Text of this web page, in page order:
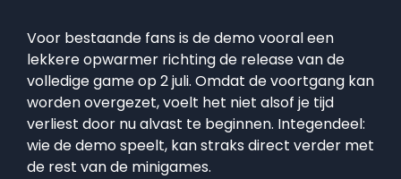
Voor bestaande fans is de demo vooral een
lekkere opwarmer richting de release van de
volledige game op 2 juli. Omdat de voortgang kan
worden overgezet, voelt het niet alsof je tijd
verliest door nu alvast te beginnen. Integendeel:
wie de demo speelt, kan straks direct verder met
de rest van de minigames.